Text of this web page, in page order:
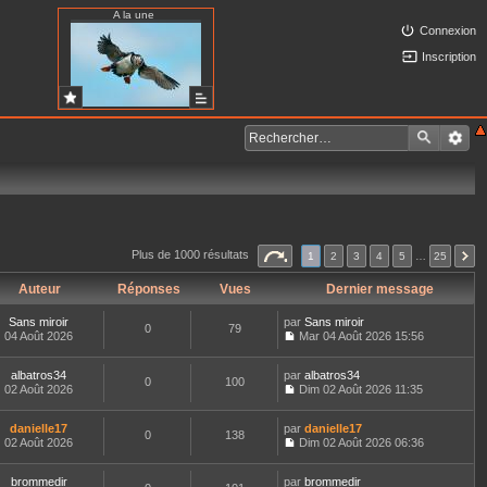
A la une
Connexion
Inscription
Plus de 1000 résultats 1 2 3 4 5 25
Auteur Réponses Vues Dernier message
Sans miroir
04 Août 2026
0 79 par Sans miroir
o
n
s
t
e
Mar 04 Août 2026 15:56
albatros34
02 Août 2026
0 100 par albatros34
o
n
s
Dim 02 Août 2026 11:35
danielle17
02 Août 2026
0 138 par danielle17
o
n
Dim 02 Août 2026 06:36
brommedir
par brommedir